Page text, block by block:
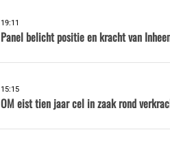
19:11
Panel belicht positie en kracht van
15:15
OM eist tien jaar cel in zaak rond